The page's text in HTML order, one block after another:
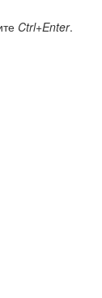
12
12
12
Перейти к
Ctrl+Enter.